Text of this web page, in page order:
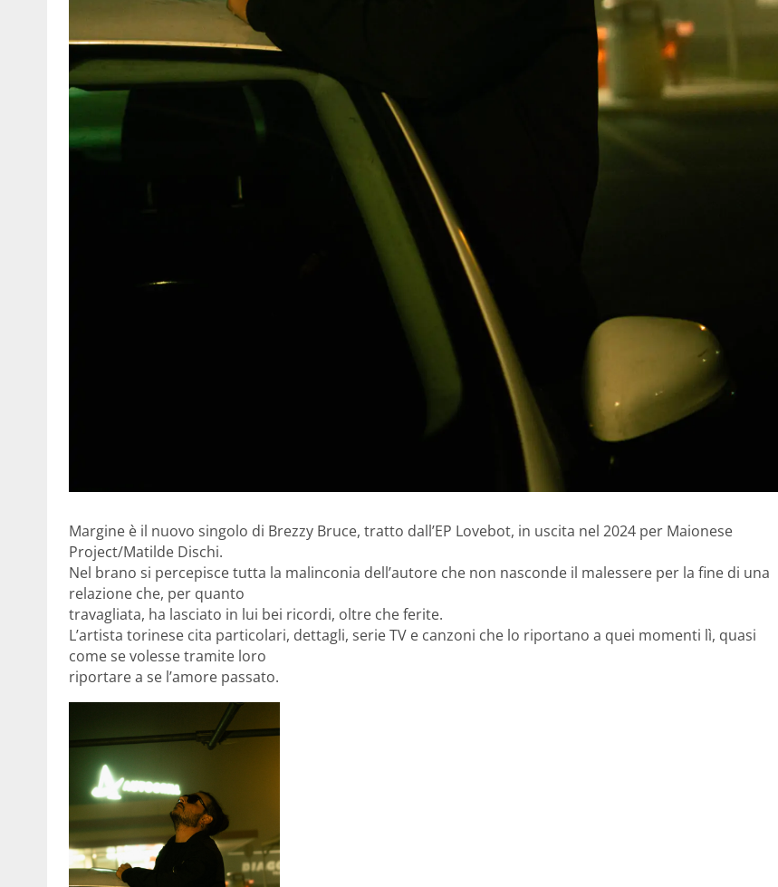
Margine è il nuovo singolo di Brezzy Bruce, tratto dall’EP Lovebot, in uscita nel 2024 per Maionese
Project/Matilde Dischi.
Nel brano si percepisce tutta la malinconia dell’autore che non nasconde il malessere per la fine di una
relazione che, per quanto
travagliata, ha lasciato in lui bei ricordi, oltre che ferite.
L’artista torinese cita particolari, dettagli, serie TV e canzoni che lo riportano a quei momenti lì, quasi
come se volesse tramite loro
riportare a se l’amore passato.